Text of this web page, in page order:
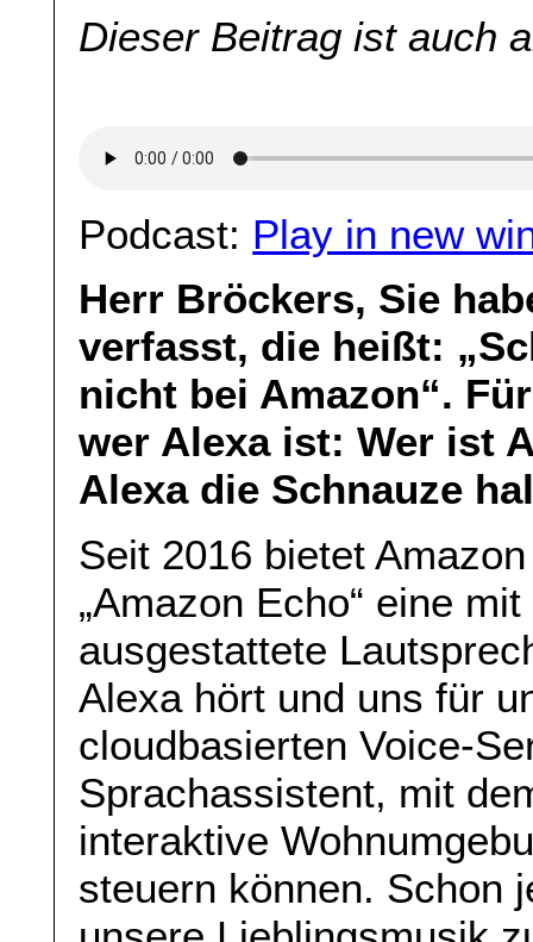
Dieser Beitrag ist auch
Podcast: Play in new
Herr Bröckers, Sie
verfasst, die heißt:
nicht bei Amazon“.
wer Alexa ist: Wer ist
Alexa die Schnauze
Seit 2016 bietet
„Amazon Echo“ eine
ausgestattete
Alexa hört und uns für
cloudbasierten Voice-
Sprachassistent, mit
interaktive
steuern können. Schon